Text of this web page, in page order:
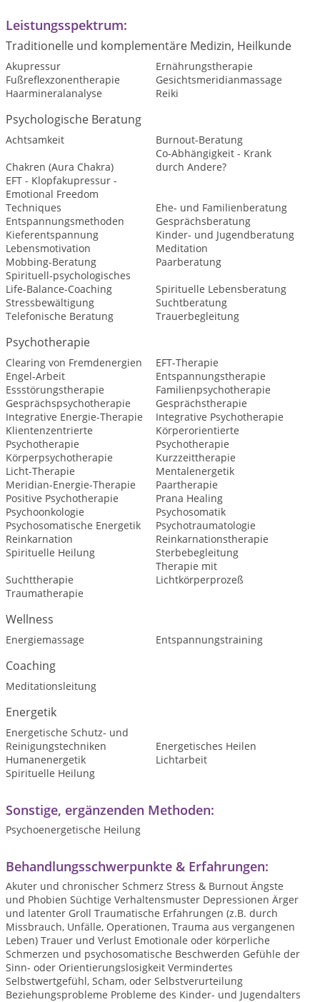
Leistungsspektrum:
Traditionelle und komplementäre Medizin, Heilkunde
Akupressur
Ernährungstherapie
Fußreflexzonentherapie
Gesichtsmeridianmassage
Haarmineralanalyse
Reiki
Psychologische Beratung
Achtsamkeit
Burnout-Beratung
Chakren (Aura Chakra)
Co-Abhängigkeit - Krank
durch Andere?
EFT - Klopfakupressur -
Emotional Freedom
Techniques
Ehe- und Familienberatung
Entspannungsmethoden
Gesprächsberatung
Kieferentspannung
Kinder- und Jugendberatung
Lebensmotivation
Meditation
Mobbing-Beratung
Paarberatung
Spirituell-psychologisches
Life-Balance-Coaching
Spirituelle Lebensberatung
Stressbewältigung
Suchtberatung
Telefonische Beratung
Trauerbegleitung
Psychotherapie
Clearing von Fremdenergien
EFT-Therapie
Engel-Arbeit
Entspannungstherapie
Essstörungstherapie
Familienpsychotherapie
Gesprächspsychotherapie
Gesprächstherapie
Integrative Energie-Therapie
Integrative Psychotherapie
Klientenzentrierte
Psychotherapie
Körperorientierte
Psychotherapie
Körperpsychotherapie
Kurzzeittherapie
Licht-Therapie
Mentalenergetik
Meridian-Energie-Therapie
Paartherapie
Positive Psychotherapie
Prana Healing
Psychoonkologie
Psychosomatik
Psychosomatische Energetik
Psychotraumatologie
Reinkarnation
Reinkarnationstherapie
Spirituelle Heilung
Sterbebegleitung
Suchttherapie
Therapie mit
Lichtkörperprozeß
Traumatherapie
Wellness
Energiemassage Entspannungstraining
Coaching
Meditationsleitung
Energetik
Energetische Schutz- und
Reinigungstechniken
Energetisches Heilen
Humanenergetik
Lichtarbeit
Spirituelle Heilung
Sonstige, ergänzenden Methoden:
Psychoenergetische Heilung
Behandlungsschwerpunkte & Erfahrungen:
Akuter und chronischer Schmerz Stress & Burnout Ängste
und Phobien Süchtige Verhaltensmuster Depressionen Ärger
und latenter Groll Traumatische Erfahrungen (z.B. durch
Missbrauch, Unfälle, Operationen, Trauma aus vergangenen
Leben) Trauer und Verlust Emotionale oder körperliche
Schmerzen und psychosomatische Beschwerden Gefühle der
Sinn- oder Orientierungslosigkeit Vermindertes
Selbstwertgefühl, Scham, oder Selbstverurteilung
Beziehungsprobleme Probleme des Kinder- und Jugendalters